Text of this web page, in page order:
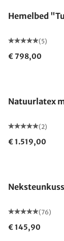
Hemelbed
(5)
€ 798,00
Natuurlatex
(2)
€ 1.519,00
(76)
€ 145,90